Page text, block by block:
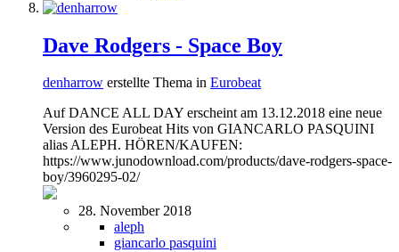
Dave Rodgers - Space Boy
denharrow erstellte Thema in Eurobeat
Auf DANCE ALL DAY erscheint am 13.12.2018 eine neue
Version des Eurobeat Hits von GIANCARLO PASQUINI
alias ALEPH. HÖREN/KAUFEN:
https://www.junodownload.com/products/dave-rodgers-space-
boy/3960295-02/
28. November 2018
aleph
giancarlo pasquini